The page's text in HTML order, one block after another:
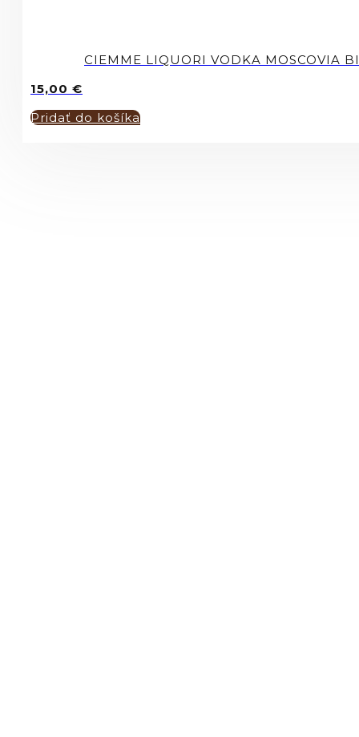
CIEMME LIQUORI VODKA MOSCOVIA
15,00 €
Pridať do košíka